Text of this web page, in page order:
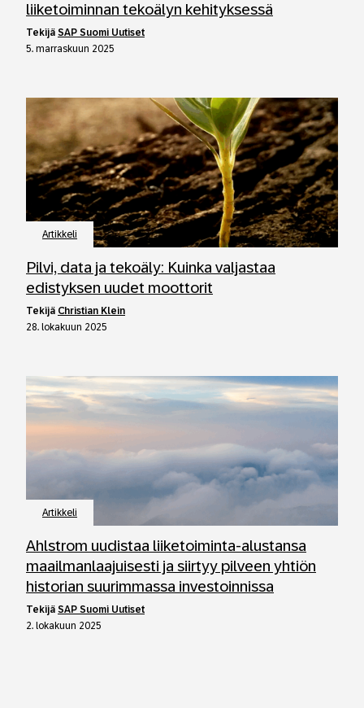
liiketoiminnan tekoälyn kehityksessä
tekijä SAP Suomi Uutiset
5. marraskuun 2025
Artikkeli
Pilvi, data ja tekoäly: Kuinka valjastaa
edistyksen uudet moottorit
tekijä Christian Klein
28. lokakuun 2025
Artikkeli
Ahlstrom uudistaa liiketoiminta-alustansa
maailmanlaajuisesti ja siirtyy pilveen yhtiön
historian suurimmassa investoinnissa
tekijä SAP Suomi Uutiset
2. lokakuun 2025